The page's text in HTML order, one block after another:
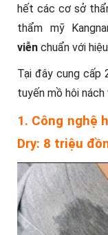
hết các cơ sở
thẩm mỹ
viễn chuẩn với
Tại đây cung cấp
tuyến mồ hôi
1. Công nghệ
Dry: 8 triệu